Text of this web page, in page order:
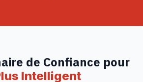
de Confiance pour
Intelligent